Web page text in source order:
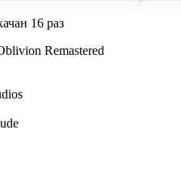
16 раз
Remastered